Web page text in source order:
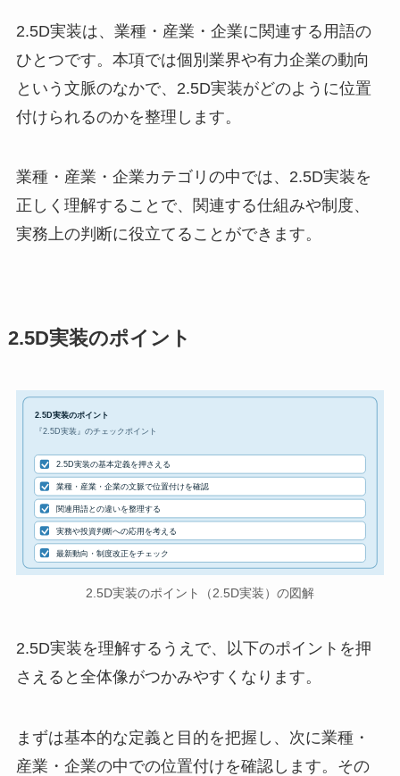
2.5D実装は、業種・産業・企業に関連する用語の
ひとつです。本項では個別業界や有力企業の動向
という文脈のなかで、2.5D実装がどのように位置
付けられるのかを整理します。
業種・産業・企業カテゴリの中では、2.5D実装を
正しく理解することで、関連する仕組みや制度、
実務上の判断に役立てることができます。
2.5D実装のポイント
2.5D実装のポイント
『2.5D実装』のチェックポイント
2.5D実装の基本定義を押さえる
業種・産業・企業の文脈で位置付けを確認
関連用語との違いを整理する
実務や投資判断への応用を考える
最新動向・制度改正をチェック
2.5D実装のポイント（2.5D実装）の図解
2.5D実装を理解するうえで、以下のポイントを押
さえると全体像がつかみやすくなります。
まずは基本的な定義と目的を把握し、次に業種・
産業・企業の中での位置付けを確認します。その